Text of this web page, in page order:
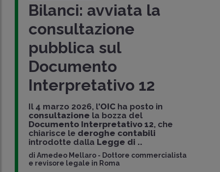
Bilanci: avviata la
consultazione
pubblica sul
Documento
Interpretativo 12
Il 4 marzo 2026, l'OIC ha posto in
consultazione la bozza del
Documento Interpretativo 12, che
chiarisce le deroghe contabili
introdotte dalla Legge di ..
diAmedeo Mellaro - Dottore commercialista
e revisore legale in Roma